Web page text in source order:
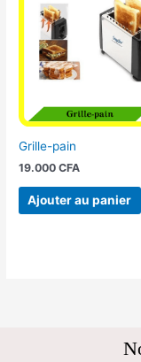
Grille-pain
19.000CFA
Ajouter au panier